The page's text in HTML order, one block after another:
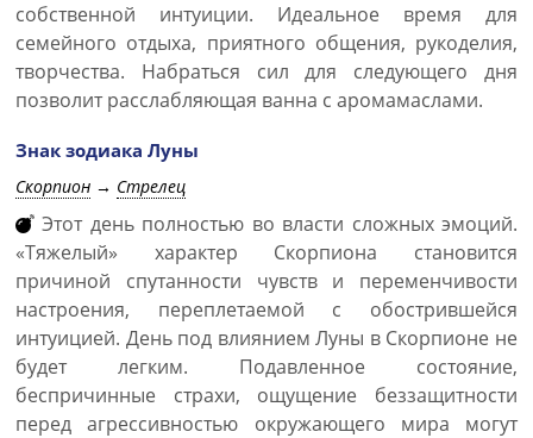
собственной интуиции. Идеальное время для
семейного отдыха, приятного общения, рукоделия,
творчества. Набраться сил для следующего дня
позволит расслабляющая ванна с аромамаслами.
Знак зодиака Луны
Скорпион → Стрелец
Этот день полностью во власти сложных эмоций.
«Тяжелый» характер Скорпиона становится
причиной спутанности чувств и переменчивости
настроения, переплетаемой с обострившейся
интуицией. День под влиянием Луны в Скорпионе не
будет легким. Подавленное состояние,
беспричинные страхи, ощущение беззащитности
перед агрессивностью окружающего мира могут